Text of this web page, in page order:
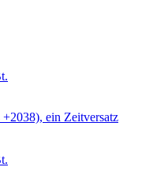
ein Zeitversatz